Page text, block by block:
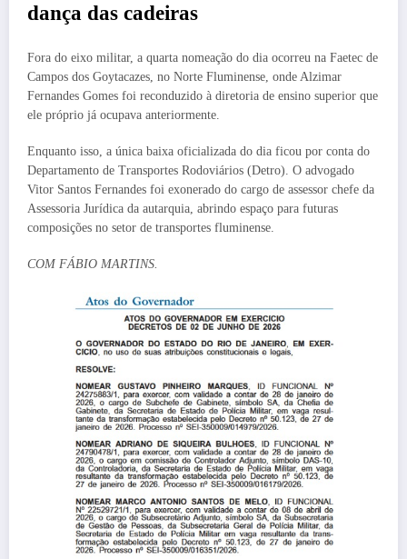
dança das cadeiras
Fora do eixo militar, a quarta nomeação do dia ocorreu na Faetec de
Campos dos Goytacazes, no Norte Fluminense, onde Alzimar
Fernandes Gomes foi reconduzido à diretoria de ensino superior que
ele próprio já ocupava anteriormente.
Enquanto isso, a única baixa oficializada do dia ficou por conta do
Departamento de Transportes Rodoviários (Detro). O advogado
Vitor Santos Fernandes foi exonerado do cargo de assessor chefe da
Assessoria Jurídica da autarquia, abrindo espaço para futuras
composições no setor de transportes fluminense.
COM FÁBIO MARTINS.